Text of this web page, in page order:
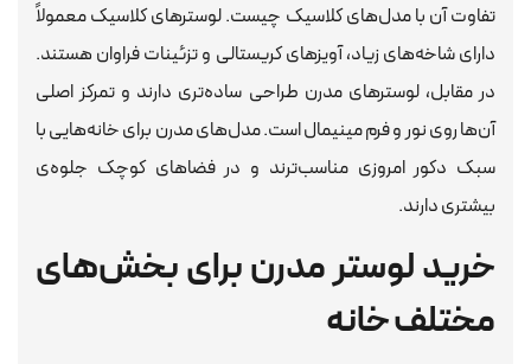
تفاوت آن با مدل‌های کلاسیک چیست. لوسترهای کلاسیک معمولاً
دارای شاخه‌های زیاد، آویزهای کریستالی و تزئینات فراوان هستند.
در مقابل، لوسترهای مدرن طراحی ساده‌تری دارند و تمرکز اصلی
آن‌ها روی نور و فرم مینیمال است. مدل‌های مدرن برای خانه‌هایی با
سبک دکور امروزی مناسب‌ترند و در فضاهای کوچک جلوه‌ی
بیشتری دارند.
خرید لوستر مدرن برای بخش‌های
مختلف خانه